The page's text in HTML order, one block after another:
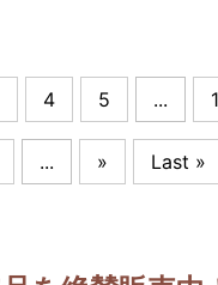
4 5 ...
... » Last »